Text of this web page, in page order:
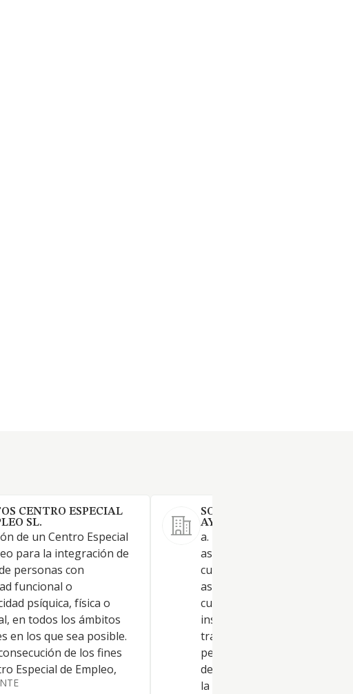
CENTRO ESPECIAL
SL.
de un Centro Especial
para la integración de
personas con
funcional o
psíquica, física o
en todos los ámbitos
en los que sea posible.
de los fines
Especial de Empleo,
SOCIEDAD DE ATENCION Y
AYUDA A LA
a. Prestación de servicios
asistenciales, esto es,
cuidado, atención,
asistencia, transporte por
cualquier medio,
inserción social y laboral así
tratamientos de todo tipo a
personas con algún nivel de
dependencia, ya sean
la tercera edad o cua.